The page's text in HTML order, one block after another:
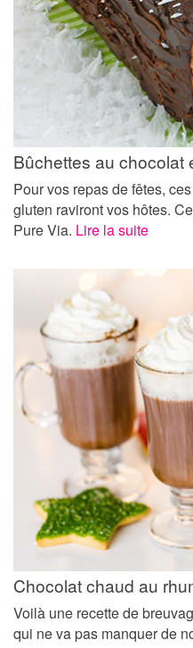
Bûchettes au chocolat
Pour vos repas de fêtes,
gluten raviront vos hôtes.
Pure Via. Lire la suite
Chocolat chaud au
Voilà une recette de
qui ne va pas manquer de